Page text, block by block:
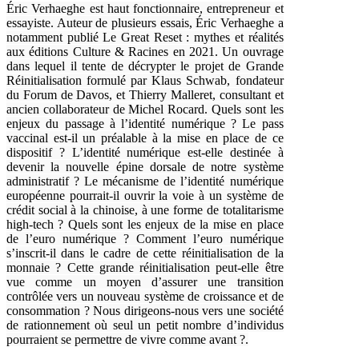
Éric Verhaeghe est haut fonctionnaire, entrepreneur et
essayiste. Auteur de plusieurs essais, Éric Verhaeghe a
notamment publié Le Great Reset : mythes et réalités
aux éditions Culture & Racines en 2021. Un ouvrage
dans lequel il tente de décrypter le projet de Grande
Réinitialisation formulé par Klaus Schwab, fondateur
du Forum de Davos, et Thierry Malleret, consultant et
ancien collaborateur de Michel Rocard. Quels sont les
enjeux du passage à l’identité numérique ? Le pass
vaccinal est-il un préalable à la mise en place de ce
dispositif ? L’identité numérique est-elle destinée à
devenir la nouvelle épine dorsale de notre système
administratif ? Le mécanisme de l’identité numérique
européenne pourrait-il ouvrir la voie à un système de
crédit social à la chinoise, à une forme de totalitarisme
high-tech ? Quels sont les enjeux de la mise en place
de l’euro numérique ? Comment l’euro numérique
s’inscrit-il dans le cadre de cette réinitialisation de la
monnaie ? Cette grande réinitialisation peut-elle être
vue comme un moyen d’assurer une transition
contrôlée vers un nouveau système de croissance et de
consommation ? Nous dirigeons-nous vers une société
de rationnement où seul un petit nombre d’individus
pourraient se permettre de vivre comme avant ?.